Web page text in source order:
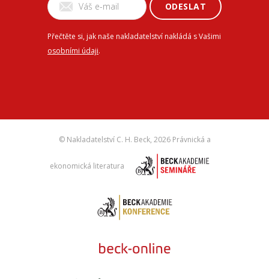
ODESLAT
Přečtěte si, jak naše nakladatelství nakládá s Vašimi
osobními údaji.
© Nakladatelství C. H. Beck, 2026 Právnická a
ekonomická literatura